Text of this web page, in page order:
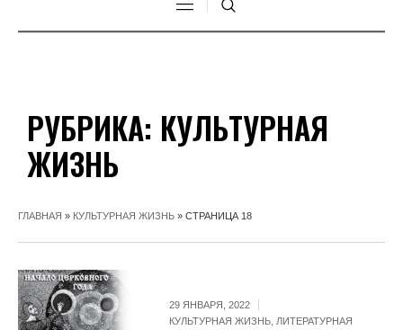
РУБРИКА: КУЛЬТУРНАЯ
ЖИЗНЬ
ГЛАВНАЯ » КУЛЬТУРНАЯ ЖИЗНЬ » СТРАНИЦА 18
29 ЯНВАРЯ, 2022
КУЛЬТУРНАЯ ЖИЗНЬ ЛИТЕРАТУРНАЯ